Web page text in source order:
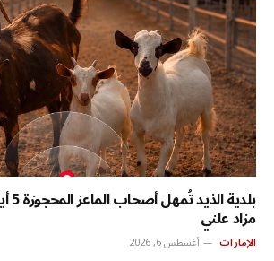
مزاد علني
الإمارات أغسطس 6, 2026